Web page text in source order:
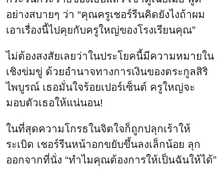
อย่างสบายๆ ว่า “คุณครูเชอร์รีนคิดยังไงถ้าผม
เอาเรื่องนี้ไปคุยกับครูใหญ่ของโรงเรียนคุณ”
ไม่ต้องสงสัยเลยว่าในประโยคนี้มีความหมายใน
เชิงข่มขู่ ด้วยอำนาจทางการเงินของตระกูลสิริ
ไพบูรณ์ เธอมั่นใจร้อยเปอร์เซ็นต์ ครูใหญ่จะ
มอบตัวเธอให้แน่นอน!
ในที่สุดความโกรธในจิตใจก็ถูกปลุกเร้าให้
ระเบิด เชอร์รีนหน้าอกขยับขึ้นลงเล็กน้อย ลุก
ออกจากที่นั่ง “ทำไมคุณต้องการให้เป็นฉันให้ได้”